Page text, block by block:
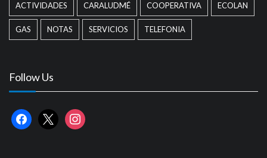
ACTIVIDADES CARALUDMÉ COOPERATIVA ECOLAN
GAS NOTAS SERVICIOS TELEFONIA
Follow Us
facebook
x instagram